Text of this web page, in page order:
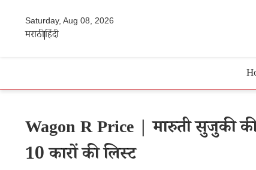
Saturday, Aug 08, 2026
मराठीहिंदी
Wagon R Price | मारुती सुजुकी
10 कारों की लिस्ट